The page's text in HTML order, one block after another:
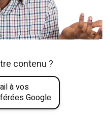
contenu ?
à vos
Google